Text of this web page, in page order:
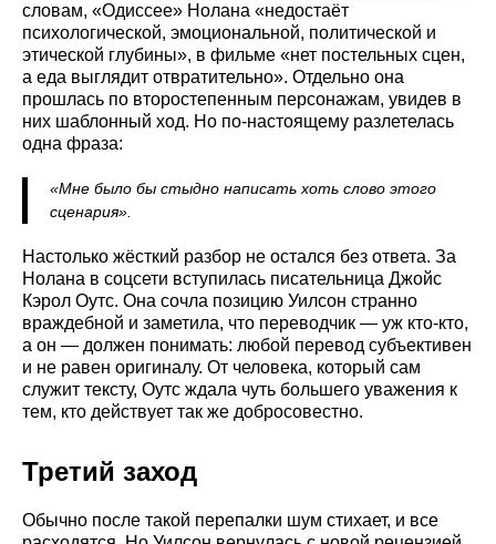
словам, «Одиссее» Нолана «недостаёт
психологической, эмоциональной, политической и
этической глубины», в фильме «нет постельных сцен,
а еда выглядит отвратительно». Отдельно она
прошлась по второстепенным персонажам, увидев в
них шаблонный ход. Но по-настоящему разлетелась
одна фраза:
«Мне было бы стыдно написать хоть слово этого
сценария».
Настолько жёсткий разбор не остался без ответа. За
Нолана в соцсети вступилась писательница Джойс
Кэрол Оутс. Она сочла позицию Уилсон странно
враждебной и заметила, что переводчик — уж кто-кто,
а он — должен понимать: любой перевод субъективен
и не равен оригиналу. От человека, который сам
служит тексту, Оутс ждала чуть большего уважения к
тем, кто действует так же добросовестно.
Третий заход
Обычно после такой перепалки шум стихает, и все